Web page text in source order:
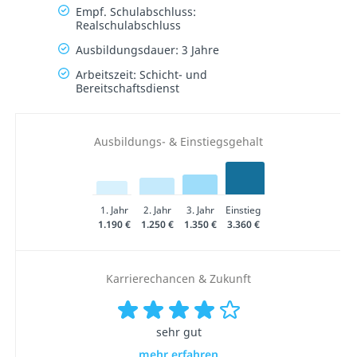
Empf. Schulabschluss:
Realschulabschluss
Ausbildungsdauer: 3 Jahre
Arbeitszeit: Schicht- und
Bereitschaftsdienst
Ausbildungs- & Einstiegsgehalt
1. Jahr 2. Jahr 3. Jahr
Einstieg
1.190 €
1.250 € 1.350 € 3.360 €
Karrierechancen & Zukunft
sehr gut
mehr erfahren